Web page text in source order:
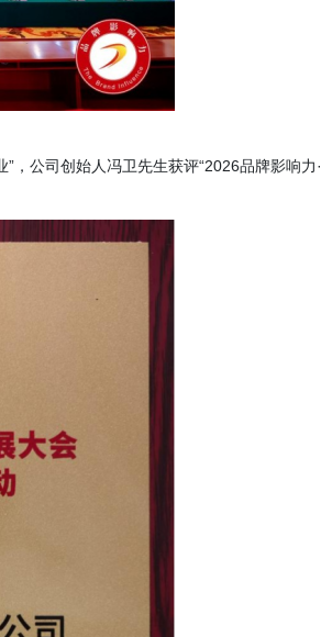
，公司创始人冯卫先生获评“2026品牌影响力·